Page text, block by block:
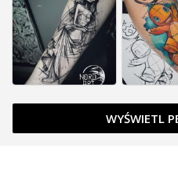
WYŚWIETL